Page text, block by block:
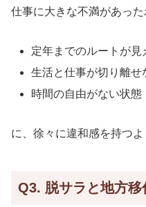
仕事に大きな不満があった
定年までのルートが見
生活と仕事が切り離せ
時間の自由がない状態
に、徐々に違和感を持つよ
Q3. 脱サラと地方移